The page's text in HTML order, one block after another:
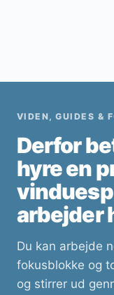
VIDEN, GUIDES &
Derfor
hyre en
arbejder
Du kan arbejde
fokusblokke og
og stirrer ud